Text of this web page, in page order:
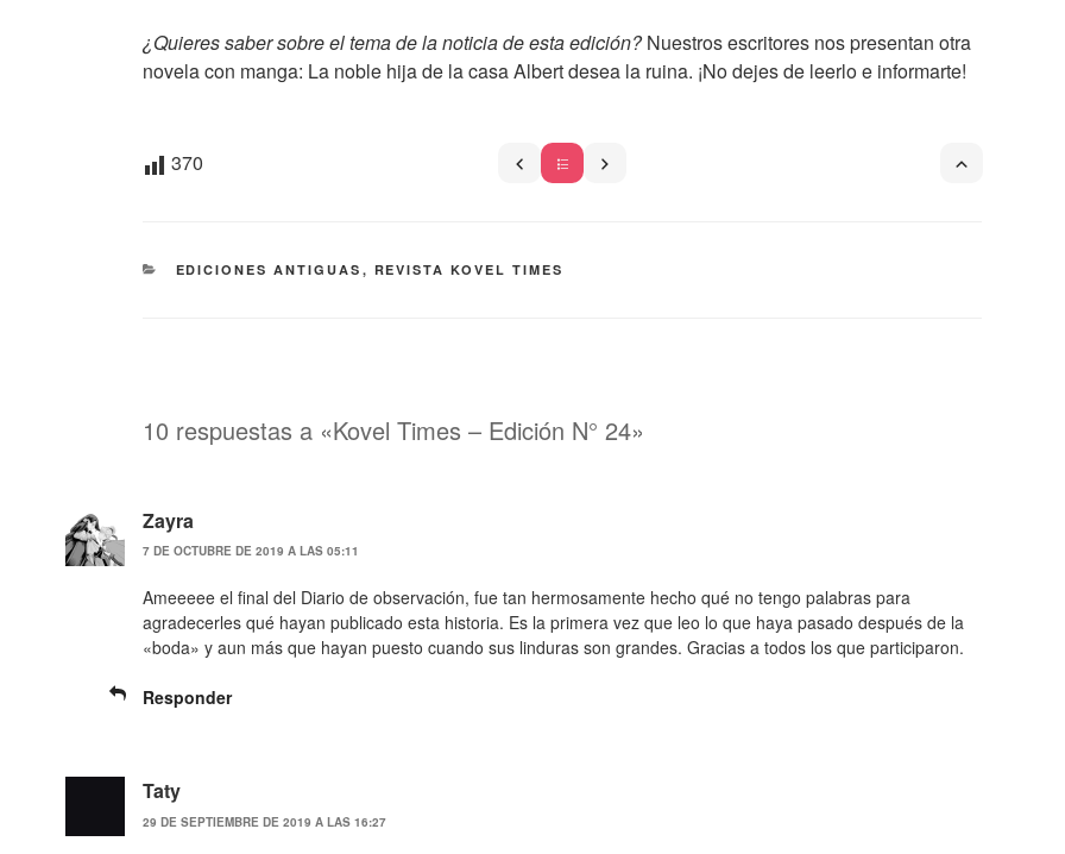
¿Quieres saber sobre el tema de la noticia de esta edición?Nuestros escritores nos presentan otra
novela con manga: La noble hija de la casa Albert desea la ruina. ¡No dejes de leerlo e informarte!
370
CATEGORÍAS
EDICIONES ANTIGUAS , REVISTA KOVEL TIMES
10 respuestas a «Kovel Times – Edición N° 24»
Zayra
7 DE OCTUBRE DE 2019 A LAS 05:11
Ameeeee el final del Diario de observación, fue tan hermosamente hecho qué no tengo palabras para
agradecerles qué hayan publicado esta historia. Es la primera vez que leo lo que haya pasado después de la
«boda» y aun más que hayan puesto cuando sus linduras son grandes. Gracias a todos los que participaron.
Responder
Taty
29 DE SEPTIEMBRE DE 2019 A LAS 16:27